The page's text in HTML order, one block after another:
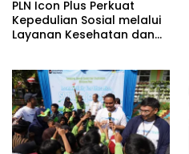
PLN Icon Plus Perkuat
Kepedulian Sosial melalui
Layanan Kesehatan dan